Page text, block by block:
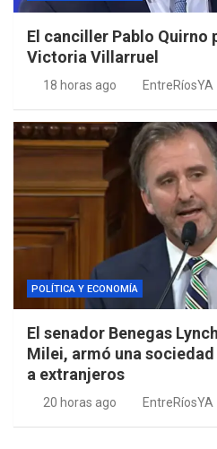
El canciller Pablo Quirno
Victoria Villarruel
18 horas ago EntreRíosYA
POLÍTICA Y ECONOMÍA
El senador Benegas
Milei, armó una
a extranjeros
20 horas ago EntreRíosYA